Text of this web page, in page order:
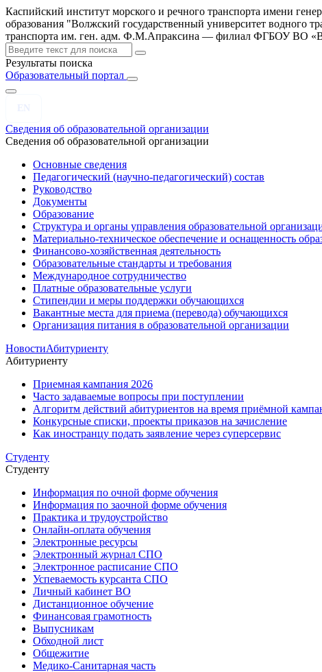
Каспийский институт морского и речного транспорта имени
образования "Волжский государственный университет водного
транспорта им. ген. адм. Ф.М.Апраксина — филиал ФГБОУ ВО
Результаты поиска
Образовательный портал
Сведения об образовательной организации
Сведения об образовательной организации
Основные сведения
Педагогический (научно-педагогический) состав
Руководство
Документы
Образование
Структура и органы управления образовательной
Материально-техническое обеспечение и оснащенность
Финансово-хозяйственная деятельность
Образовательные стандарты и требования
Международное сотрудничество
Платные образовательные услуги
Стипендии и меры поддержки обучающихся
Вакантные места для приема (перевода) обучающихся
Организация питания в образовательной организации
НовостиАбитуриенту
Абитуриенту
Приемная кампания 2026
Часто задаваемые вопросы при поступлении
Алгоритм действий абитуриентов на время приёмной
Конкурсные списки, проекты приказов на зачисление
Как иностранцу подать заявление через суперсервис
Студенту
Студенту
Информация по очной форме обучения
Информация по заочной форме обучения
Практика и трудоустройство
Онлайн-оплата обучения
Электронные ресурсы
Электронный журнал СПО
Электронное расписание СПО
Успеваемость курсанта СПО
Личный кабинет ВО
Дистанционное обучение
Финансовая грамотность
Выпусникам
Обходной лист
Общежитие
Медико-Санитарная часть